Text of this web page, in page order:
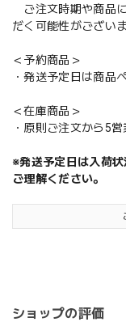
ご注文時期や商品
だく可能性がございま
＜予約商品＞
・発送予定日は商品
＜在庫商品＞
・原則ご注文から5
※発送予定日は入荷
ご理解ください。
ショップの評価